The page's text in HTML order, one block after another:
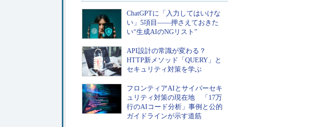
ChatGPTに「入力してはいけな
い」5項目――押さえておきた
い“生成AIのNGリスト”
API設計の常識が変わる？
HTTP新メソッド「QUERY」と
セキュリティ対策を学ぶ
フロンティアAIとサイバーセキ
ュリティ対策の現在地 「17万
行のAIコード分析」事例と公的
ガイドラインが示す道筋